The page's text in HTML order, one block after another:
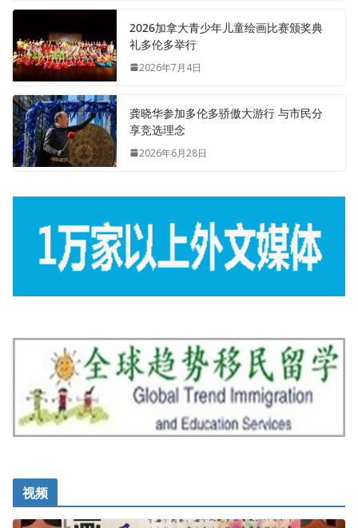
2026加拿大青少年儿童绘画比赛颁奖典
礼多伦多举行
2026年7月4日
龚晓华参加多伦多骄傲大游行 与市民分
享竞选理念
2026年6月28日
视频